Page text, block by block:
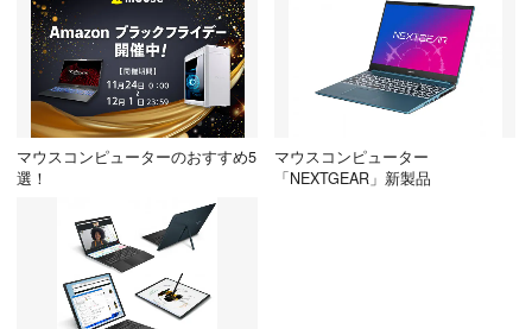
マウスコンピューターのおすすめ5
選！
マウスコンピューター
「NEXTGEAR」新製品